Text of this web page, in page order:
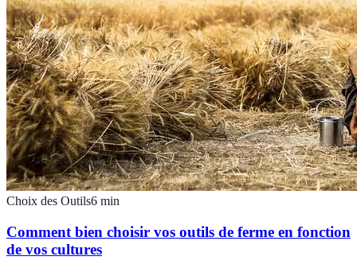
Choix des Outils6 min
Comment bien choisir vos outils de ferme en fonction
de vos cultures